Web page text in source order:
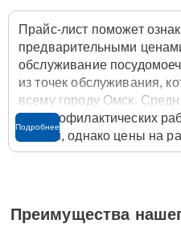
Прайс-лист поможет
предварительными
обслуживание
из точек обслуживания,
всему городу Омск.
или профилактических
рублей, однако цены на
комплектующих могут
службы заботы о
стоимости ремонта
Подробнее
Преимущества